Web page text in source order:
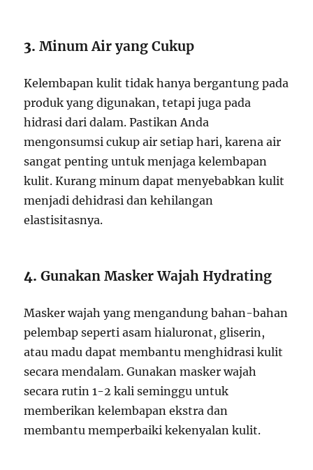
3.Minum Air yang Cukup
Kelembapan kulit tidak hanya bergantung pada
produk yang digunakan, tetapi juga pada
hidrasi dari dalam. Pastikan Anda
mengonsumsi cukup air setiap hari, karena air
sangat penting untuk menjaga kelembapan
kulit. Kurang minum dapat menyebabkan kulit
menjadi dehidrasi dan kehilangan
elastisitasnya.
4.Gunakan Masker Wajah Hydrating
Masker wajah yang mengandung bahan-bahan
pelembap seperti asam hialuronat, gliserin,
atau madu dapat membantu menghidrasi kulit
secara mendalam. Gunakan masker wajah
secara rutin 1-2 kali seminggu untuk
memberikan kelembapan ekstra dan
membantu memperbaiki kekenyalan kulit.